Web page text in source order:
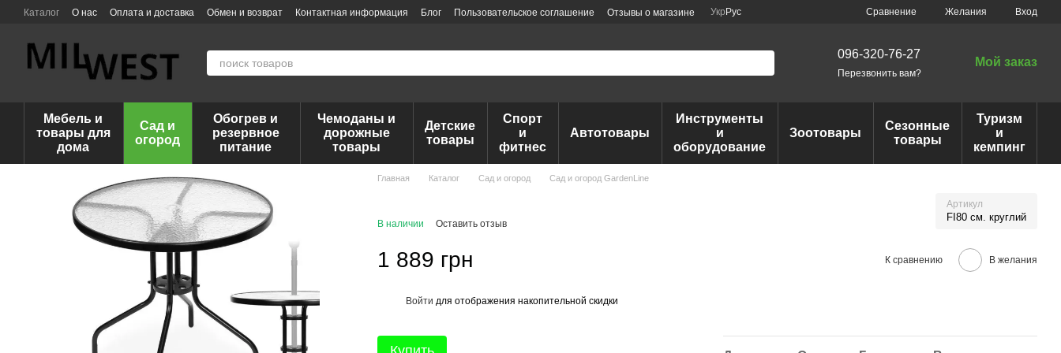
Перейти к основному контенту
Каталог О нас Оплата и доставка Обмен и возврат Контактная информация Блог Пользовательское соглашение Отзывы о магазине Укр Рус Сравнение Желания Вход
096-320-76-27
Перезвонить вам?
Мой заказ
Мебель и
товары для
дома
Сад и
огород
Обогрев и
резервное
питание
Чемоданы и
дорожные
товары
Детские
товары
Спорт
и
фитнес
Автотовары
Инструменты
и
оборудование
Зоотовары
Сезонные
товары
Туризм
и
кемпинг
Главная Каталог Сад и огород Сад и огород GardenLine
Артикул
FI80 см. круглий
В наличии Оставить отзыв
1 889 грн К сравнению В желания
Войти для отображения накопительной скидки